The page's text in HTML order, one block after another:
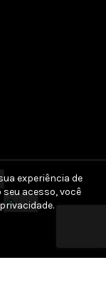
experiência de
acesso, você